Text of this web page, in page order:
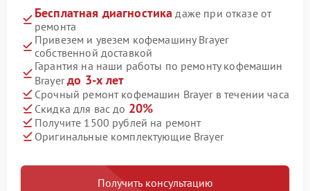
Бесплатная диагностика даже при отказе от
ремонта
Привезем и увезем кофемашину Brayer
собственной доставкой
Гарантия на наши работы по ремонту кофемашин
Brayerдо 3-х лет
Срочный ремонт кофемашин Brayer в течении часа
Скидка для вас до 20%
Получите 1500 рублей на ремонт
Оригинальные комплектующие Brayer
Получить консультацию